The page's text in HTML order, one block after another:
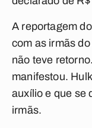
A reportagem
com as irmãs
não teve
manifestou.
auxílio e que se
irmãs.